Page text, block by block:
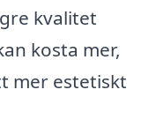
kvalitet
kosta mer,
mer estetiskt